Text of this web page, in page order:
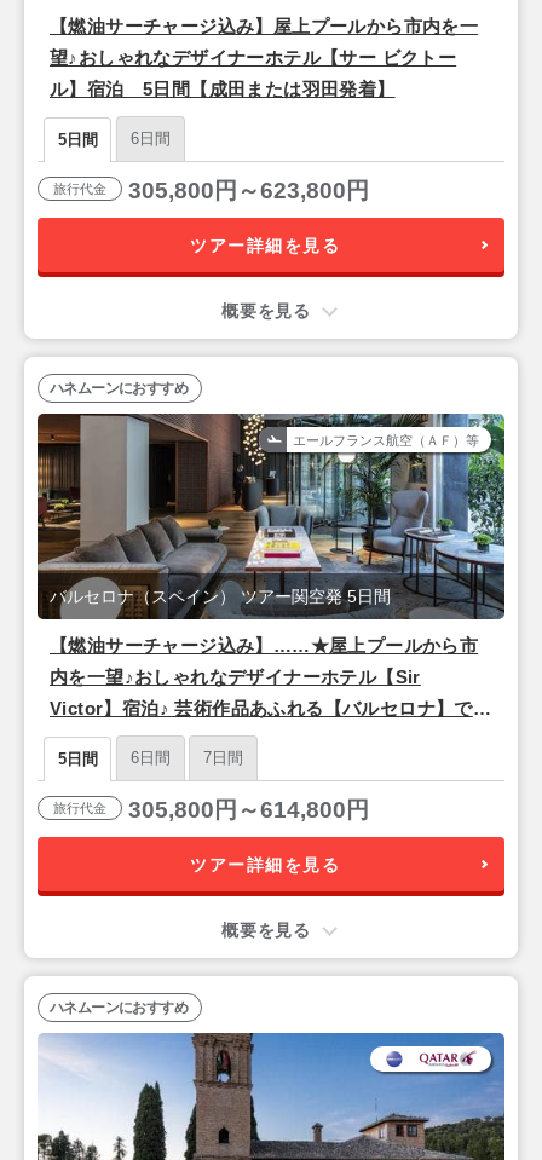
【燃油サーチャージ込み】屋上プールから市内を一
望♪おしゃれなデザイナーホテル【サー ビクトー
ル】宿泊 5日間【成田または羽田発着】
5日間 6日間
旅行代金 305,800円～623,800円
ツアー詳細を見る
概要を見る
【燃油サーチャージ込み】……★屋上プールから市
内を一望♪おしゃれなデザイナーホテル【Sir
Victor】宿泊♪ 芸術作品あふれる【バルセロナ】で過
ごす至極の5日間！★…… 【関空発/その日の内に
現地着！】
バルセロナ（スペイン） ツアー関空発 5日間
エールフランス航空（ＡＦ）等
ハネムーンにおすすめ
5日間 6日間 7日間
旅行代金 305,800円～614,800円
ツアー詳細を見る
概要を見る
ハネムーンにおすすめ